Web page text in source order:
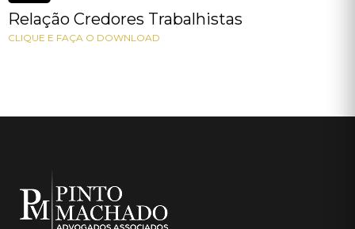
Relação Credores Trabalhistas
CLIQUE E FAÇA O DOWNLOAD